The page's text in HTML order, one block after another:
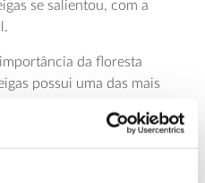
se salientou, com a
da floresta
possui uma das mais
Serra da Estrela,
de Manteigas,